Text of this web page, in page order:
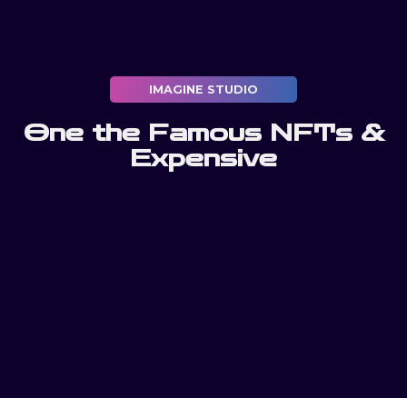
IMAGINE STUDIO
One the Famous NFTs &
Expensive